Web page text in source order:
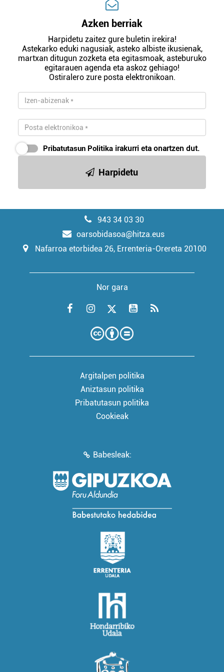
Azken berriak
Harpidetu zaitez gure buletin irekira!
Astekarko eduki nagusiak, asteko albiste ikusienak,
martxan ditugun zozketa eta egitasmoak, asteburuko
egitarauen agenda eta askoz gehiago!
Ostiralero zure posta elektronikoan.
Pribatutasun Politika irakurri eta onartzen dut.
Harpidetu
943 34 03 30
oarsobidasoa@hitza.eus
Nafarroa etorbidea 26, Errenteria-Orereta 20100
Nor gara
Argitalpen politika
Aniztasun politika
Pribatutasun politika
Cookieak
Babesleak: